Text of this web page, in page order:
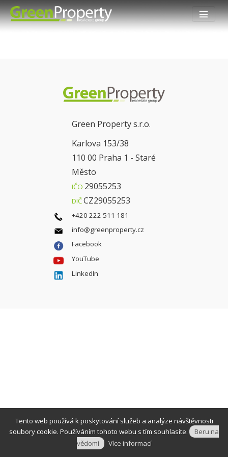
Tento web používá k poskytování služeb a analýze návštěvnosti
soubory cookie. Používáním tohoto webu s tím souhlasíte.
Beru na
vědomí
Více informací
Green Property s.r.o.
Karlova 153/38
110 00 Praha 1 - Staré
Město
IČO 29055253
DIČCZ29055253
+420 222 511 181
info@greenproperty.cz
Facebook
YouTube
LinkedIn